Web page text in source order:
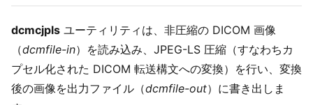
dcmcjpls ユーティリティは、非圧縮の DICOM 画像
（dcmfile-in）を読み込み、JPEG-LS 圧縮（すなわちカ
プセル化された DICOM 転送構文への変換）を行い、変換
後の画像を出力ファイル（dcmfile-out）に書き出しま